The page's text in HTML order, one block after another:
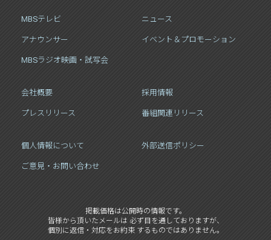
MBSテレビ ニュース
アナウンサー イベント＆プロモーション
MBSラジオ映画・試写会
会社概要 採用情報
プレスリリース 番組関連リリース
個人情報について 外部送信ポリシー
ご意見・お問い合わせ
掲載価格は公開時の情報です。
皆様から頂いたメールは 必ず目を通しておりますが、
個別に返信・対応をお約束 するものではありません。